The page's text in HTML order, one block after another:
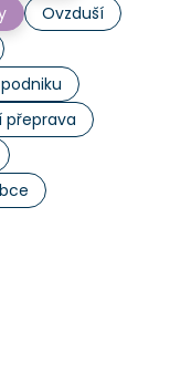
Ovzduší
přeprava